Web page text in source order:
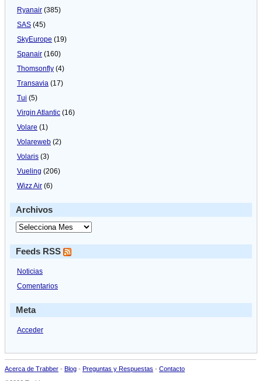
Ryanair (385)
SAS (45)
SkyEurope (19)
Spanair (160)
Thomsonfly (4)
Transavia (17)
Tui (5)
Virgin Atlantic (16)
Volare (1)
Volareweb (2)
Volaris (3)
Vueling (206)
Wizz Air (6)
Archivos
Feeds RSS
Noticias
Comentarios
Meta
Acceder
Acerca de Trabber - Blog - Preguntas y Respuestas - Contacto